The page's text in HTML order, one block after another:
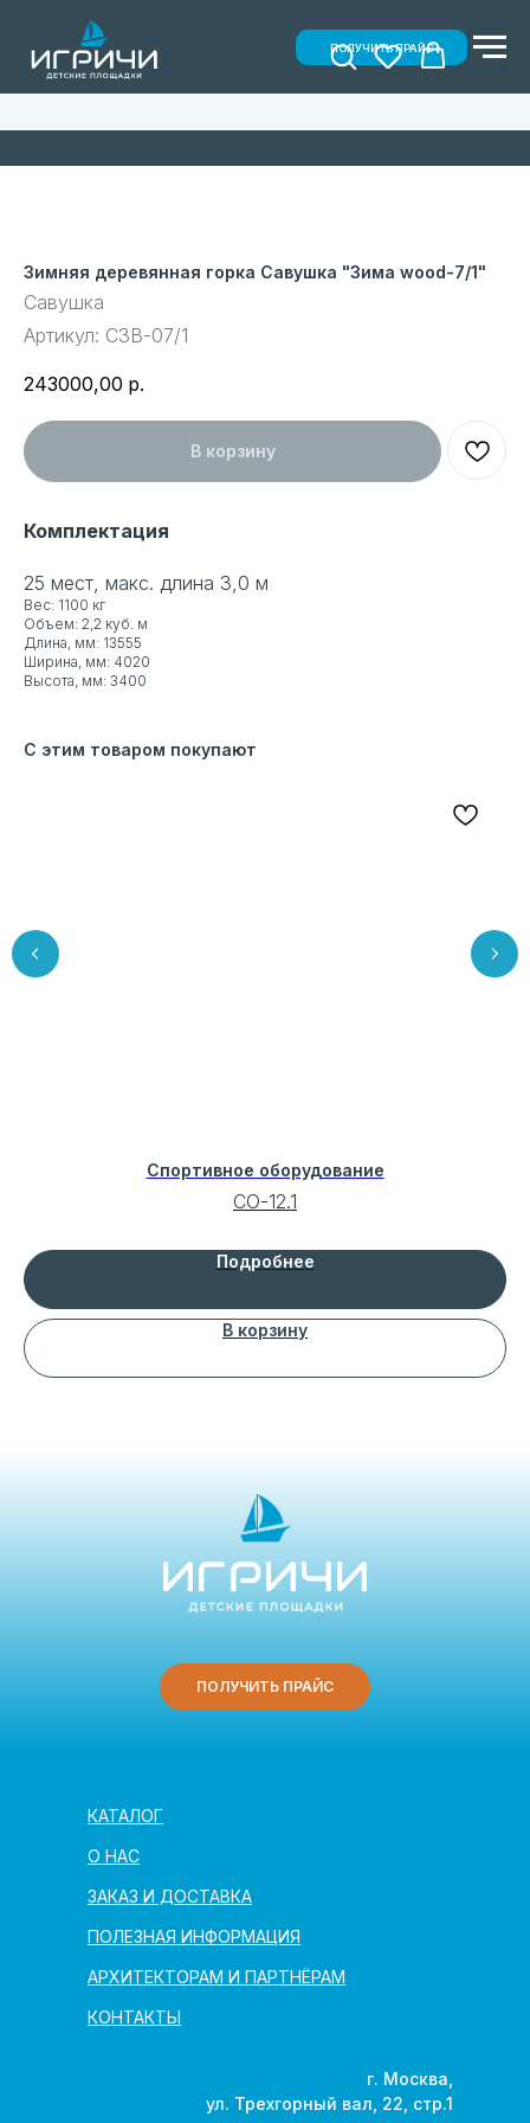
ПОЛУЧИТЬ ПРАЙС
Зимняя деревянная горка Савушка "Зима wood-7/1"
Савушка
Артикул: СЗВ-07/1
243000,00 р.
В корзину
Комплектация
25 мест, макс. длина 3,0 м
Вес: 1100 кг
Объем: 2,2 куб. м
Длина, мм: 13555
Ширина, мм: 4020
Высота, мм: 3400
С этим товаром покупают
Спортивное оборудование
СО-12.1
Подробнее
В корзину
АРХИТЕКТОРАМ И ПАРТНЁРАМ
КОНТАКТЫ
ПОЛЕЗНАЯ ИНФОРМАЦИЯ
ЗАКАЗ И ДОСТАВКА
О НАС
КАТАЛОГ
г. Москва,
ул. Трехгорный вал, 22, стр.1
ПОЛУЧИТЬ ПРАЙС